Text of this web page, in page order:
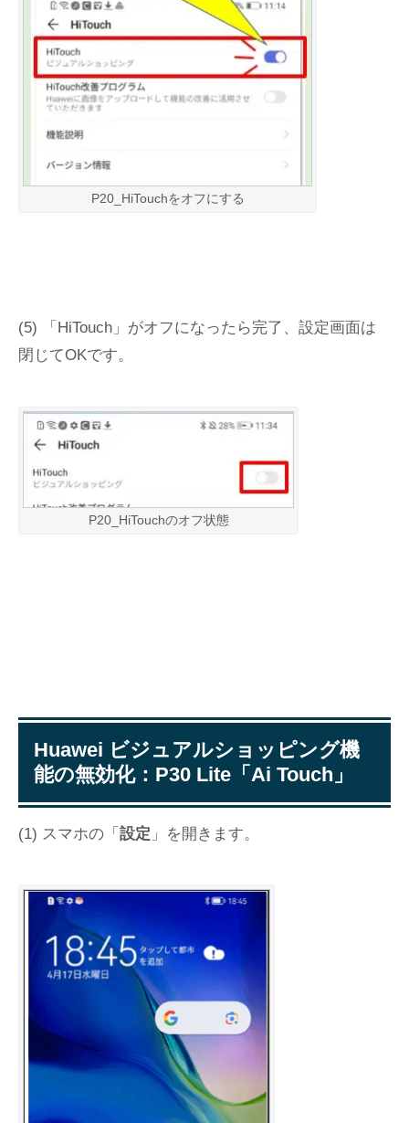
P20_HiTouchをオフにする
(5) 「HiTouch」がオフになったら完了、設定画面は
閉じてOKです。
P20_HiTouchのオフ状態
Huawei ビジュアルショッピング機
能の無効化：P30 Lite「Ai Touch」
(1) スマホの「 設定 」を開きます。